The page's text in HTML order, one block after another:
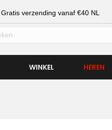
Gratis verzending vanaf €40 NL
WINKEL HEREN